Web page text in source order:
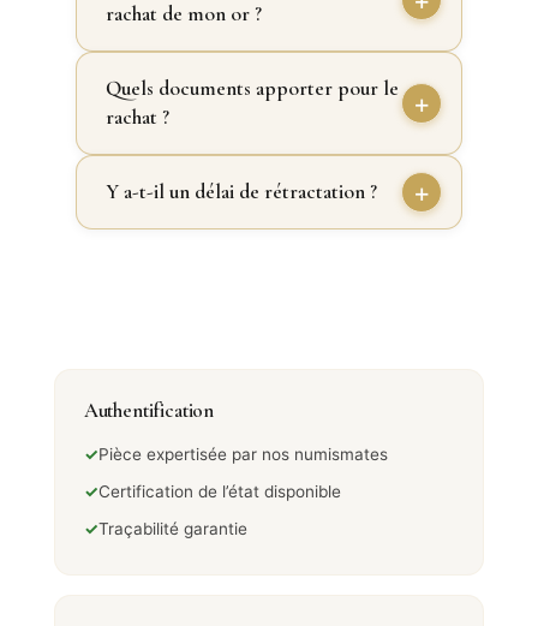
rachat de mon or ?
Quels documents apporter pour le
rachat ?
Y a-t-il un délai de rétractation ?
Authentification
✓Pièce expertisée par nos numismates
✓Certification de l’état disponible
✓Traçabilité garantie